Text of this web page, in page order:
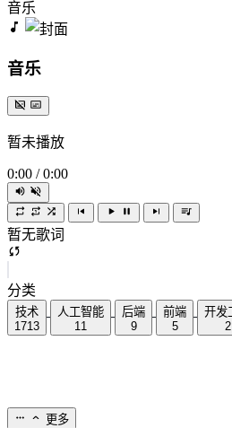
音乐
音乐
暂未播放
0:00 / 0:00
暂无歌词
分类
技术
1713
人工智能
11
后端
9
前端
5
开发
2
更多